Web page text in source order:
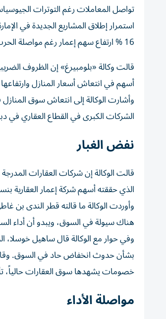
تواصل المعاملات رغم التوترات
استمرار إطلاق المشاريع الجديدة في
16 % ارتفاع سهم إعمار رغم مواصلة الحرب
قالت وكالة «بلومبيرغ» إن الظروف
أسهم في انتعاش أسعار المنازل وارتفاعها بأكثر من 70%
وأشارت الوكالة إلى انتعاش سوق
الشركات الكبرى في القطاع العقاري في
نفض الغبار
الذي حققته أسهم شركة إعمار العقارية بنسبة بلغت حوالي 16% من
وأوردت الوكالة ما قالته قطر الندى بن
هناك سيولة في السوق، ويبدو أن أداء
وفي حوار مع الوكالة قال ساهيل خوسلا،
بشأن حدوث انخفاض حاد في السوق.
خصومات يشهدها سوق العقارات حالياً،
مواصلة الأداء